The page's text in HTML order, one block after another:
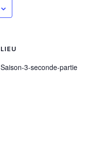
LIEU
Saison-3-seconde-partie